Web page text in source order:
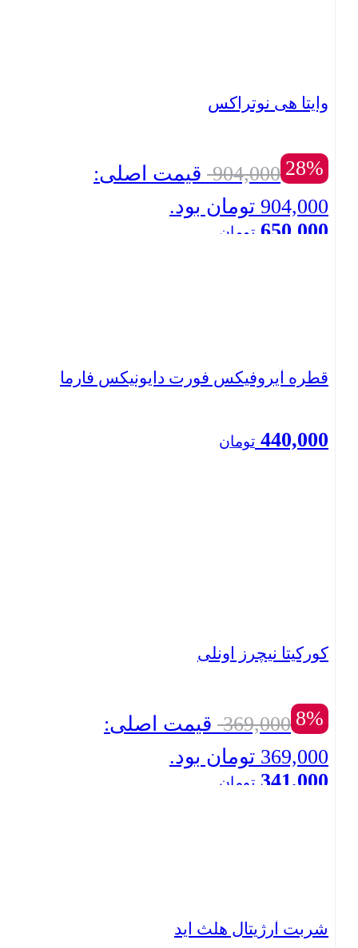
وایتا هی نوتراکس
28%
904,000 قیمت اصلی:
904,000 تومان بود.
650,000 تومان
قطره آیروفیکس فورت دایونیکس فارما
440,000 تومان
کورکیتا نیچرز اونلی
8%
369,000 قیمت اصلی:
369,000 تومان بود.
341,000 تومان
شربت آرژیتال هلث اید